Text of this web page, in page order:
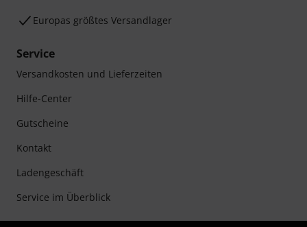
Europas größtes Versandlager
Service
Versandkosten und Lieferzeiten
Hilfe-Center
Gutscheine
Kontakt
Ladengeschäft
Service im Überblick